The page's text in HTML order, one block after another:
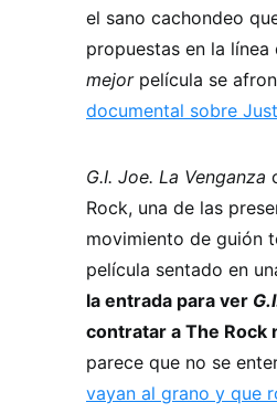
el sano cachondeo
propuestas en la línea
mejor película se
documental sobre
G.I. Joe. La Venganza
Rock, una de las
movimiento de guión
película sentado en
la entrada para ver
contratar a The Rock
parece que no se
vayan al grano y que